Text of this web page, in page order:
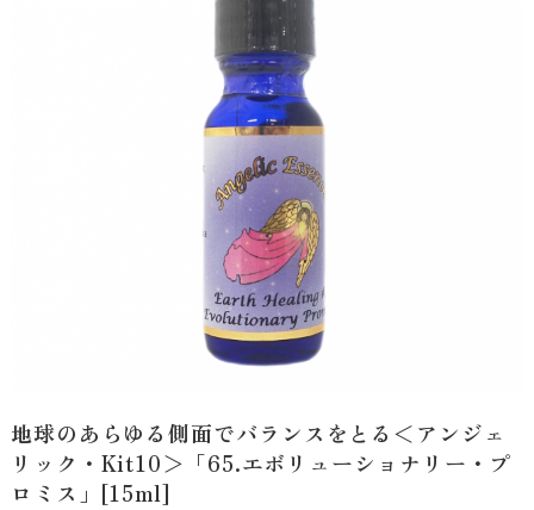
地球のあらゆる側面でバランスをとる＜アンジェ
リック・Kit10＞「65.エボリューショナリー・プ
ロミス」[15ml]